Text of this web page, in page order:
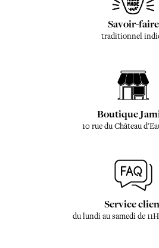
Savoir-faire
traditionnel
Boutique
10 rue du Château
Service
du lundi au samedi de